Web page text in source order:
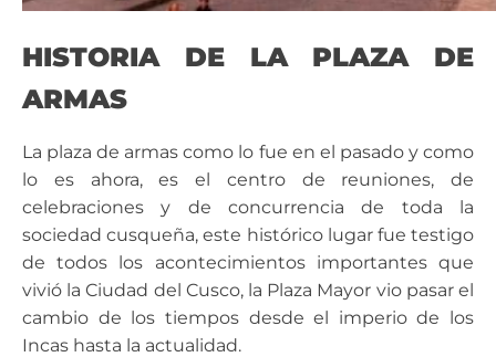
HISTORIA DE LA PLAZA DE
ARMAS
La plaza de armas como lo fue en el pasado y como
lo es ahora, es el centro de reuniones, de
celebraciones y de concurrencia de toda la
sociedad cusqueña, este histórico lugar fue testigo
de todos los acontecimientos importantes que
vivió la Ciudad del Cusco, la Plaza Mayor vio pasar el
cambio de los tiempos desde el imperio de los
Incas hasta la actualidad.